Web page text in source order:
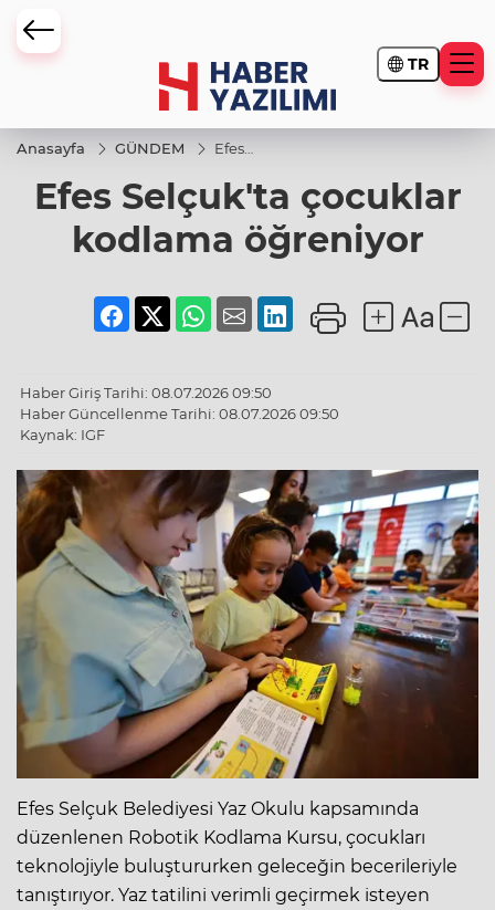
TR
Anasayfa GÜNDEM
Efes
çocuklar
kodlama
Efes Selçuk'ta çocuklar
kodlama öğreniyor
Haber Giriş Tarihi: 08.07.2026 09:50
Haber Güncellenme Tarihi: 08.07.2026 09:50
Kaynak: IGF
Efes Selçuk Belediyesi Yaz Okulu kapsamında
düzenlenen Robotik Kodlama Kursu, çocukları
teknolojiyle buluştururken geleceğin becerileriyle
tanıştırıyor. Yaz tatilini verimli geçirmek isteyen